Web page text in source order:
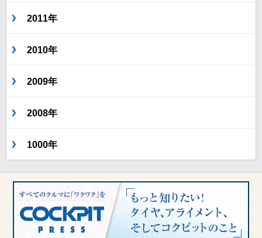
2011年
2010年
2009年
2008年
1000年